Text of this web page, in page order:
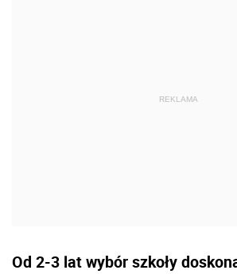
Od 2-3 lat wybór szkoły